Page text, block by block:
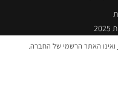
האתר הרשמי של החברה.